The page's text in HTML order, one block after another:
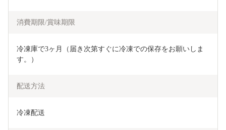
消費期限/賞味期限
冷凍庫で3ヶ月（届き次第すぐに冷凍での保存をお願いしま
す。）
配送方法
冷凍配送